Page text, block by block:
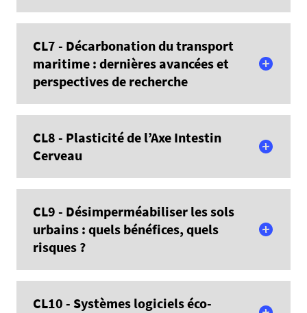
En savoir plus
CL7 - Décarbonation du transport
maritime : dernières avancées et
perspectives de recherche
CL8 - Plasticité de l’Axe Intestin
Cerveau
En savoir plus
CL9 - Désimperméabiliser les sols
urbains : quels bénéfices, quels
risques ?
CL10 - Systèmes logiciels éco-